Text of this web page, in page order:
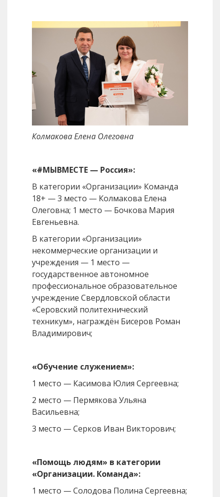
Колмакова Елена Олеговна
«#МЫВМЕСТЕ — Россия»:
В категории «Организации» Команда
18+ — 3 место — Колмакова Елена
Олеговна; 1 место — Бочкова Мария
Евгеньевна.
В категории «Организации»
некоммерческие организации и
учреждения — 1 место —
государственное автономное
профессиональное образовательное
учреждение Свердловской области
«Серовский политехнический
техникум», награждён Бисеров Роман
Владимирович;
«Обучение служением»:
1 место — Касимова Юлия Сергеевна;
2 место — Пермякова Ульяна
Васильевна;
3 место — Серков Иван Викторович;
«Помощь людям» в категории
«Организации. Команда»:
1 место — Солодова Полина Сергеевна;